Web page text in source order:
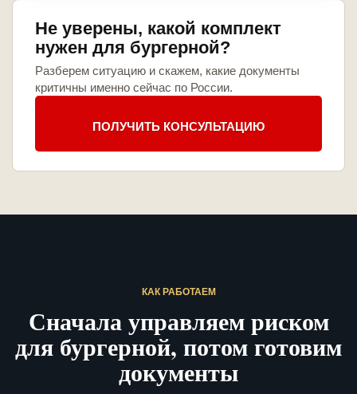
Не уверены, какой комплект
нужен для бургерной?
Разберем ситуацию и скажем, какие документы
критичны именно сейчас по России.
ПОЛУЧИТЬ КОНСУЛЬТАЦИЮ
КАК РАБОТАЕМ
Сначала управляем риском
для бургерной, потом готовим
документы